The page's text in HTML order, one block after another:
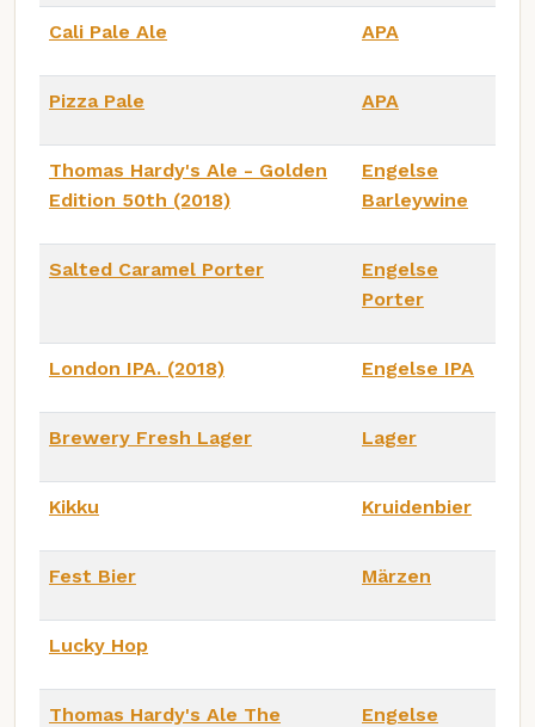
Cali Pale Ale APA
Pizza Pale APA
Thomas Hardy's Ale - Golden
Edition 50th (2018)
Engelse
Barleywine
Salted Caramel Porter
Engelse
Porter
London IPA. (2018) Engelse IPA
Brewery Fresh Lager Lager
Kikku Kruidenbier
Fest Bier Märzen
Lucky Hop
Thomas Hardy's Ale The
Engelse